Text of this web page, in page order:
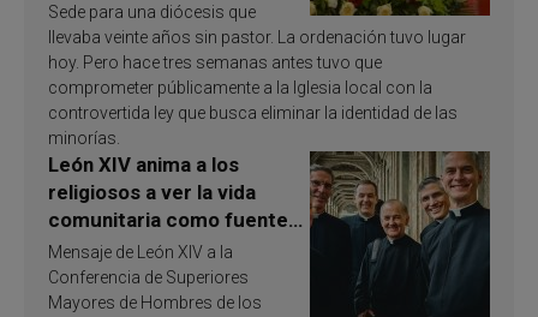
Sede para una diócesis que
llevaba veinte años sin pastor. La ordenación tuvo lugar
hoy. Pero hace tres semanas antes tuvo que
comprometer públicamente a la Iglesia local con la
controvertida ley que busca eliminar la identidad de las
minorías.
León XIV anima a los
religiosos a ver la vida
comunitaria como fuente
de inspiración y
santificación
Mensaje de León XIV a la
Conferencia de Superiores
Mayores de Hombres de los